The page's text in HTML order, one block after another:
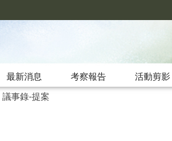
最新消息 考察報告 活動剪影
議事錄-提案